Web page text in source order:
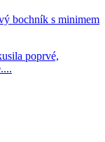
bochník s minimem
poprvé,